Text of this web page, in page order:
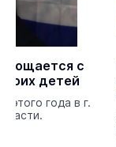
с
детей
этого года в г.